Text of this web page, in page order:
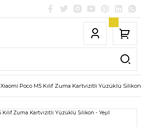
Xiaomi Poco M5 Kılıf Zuma Kartvizitli Yüzüklü Silikon